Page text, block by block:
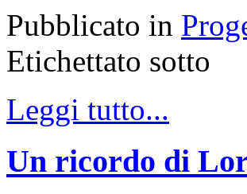
Pubblicato in
Etichettato sotto
Leggi tutto...
Un ricordo di